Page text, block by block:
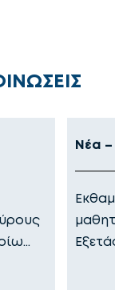
Νέα –